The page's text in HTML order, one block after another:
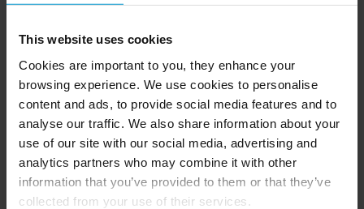
This website uses cookies
Cookies are important to you, they enhance your
browsing experience. We use cookies to personalise
content and ads, to provide social media features and to
analyse our traffic. We also share information about your
use of our site with our social media, advertising and
analytics partners who may combine it with other
information that you’ve provided to them or that they’ve
collected from your use of their services.
Belirlendi
How To Leverage AI to Drive Business and Profit